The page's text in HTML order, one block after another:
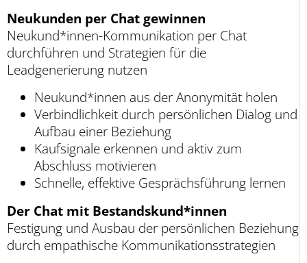
Neukunden per Chat gewinnen
Neukund*innen-Kommunikation per Chat
durchführen und Strategien für die
Leadgenerierung nutzen
Neukund*innen aus der Anonymität holen
Verbindlichkeit durch persönlichen Dialog und
Aufbau einer Beziehung
Kaufsignale erkennen und aktiv zum
Abschluss motivieren
Schnelle, effektive Gesprächsführung lernen
Der Chat mit Bestandskund*innen
Festigung und Ausbau der persönlichen Beziehung
durch empathische Kommunikationsstrategien